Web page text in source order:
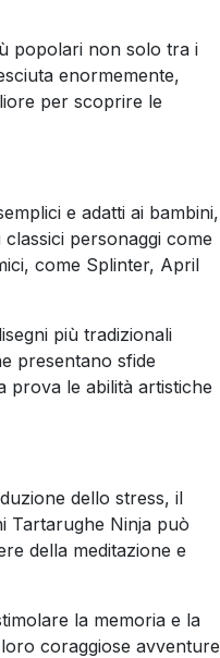
popolari non solo tra i
enormemente,
per scoprire le
e adatti ai bambini,
personaggi come
come Splinter, April
più tradizionali
presentano sfide
prova le abilità artistiche
dello stress, il
Tartarughe Ninja può
della meditazione e
la memoria e la
coraggiose avventure